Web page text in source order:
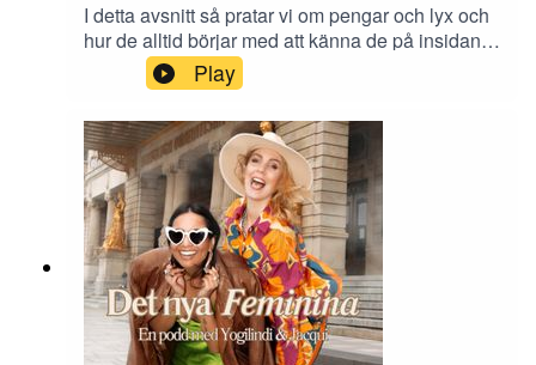
I detta avsnitt så pratar vi om pengar och lyx och
hur de alltid börjar med att känna de på insidan.
Vi tror ofta att vi behöver, nya saker eller ting för
att förgylla vårt liv. Men de handlar om känslor
som vi vill känna. De kan vi sourca inifrån och är
tillgängligt för alla .
Play